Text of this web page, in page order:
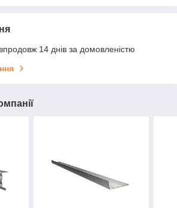
14 днів за домовленістю